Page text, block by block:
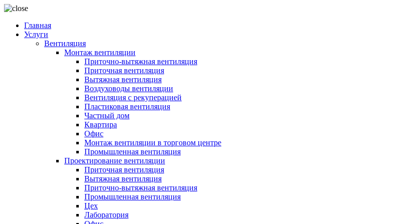
Главная
Услуги
Вентиляция
Монтаж вентиляции
Приточно-вытяжная вентиляция
Приточная вентиляция
Вытяжная вентиляция
Воздуховоды вентиляции
Вентиляция с рекуперацией
Пластиковая вентиляция
Частный дом
Квартира
Офис
Монтаж вентиляции в торговом центре
Промышленная вентиляция
Проектирование вентиляции
Приточная вентиляция
Вытяжная вентиляция
Приточно-вытяжная вентиляция
Промышленная вентиляция
Цех
Лаборатория